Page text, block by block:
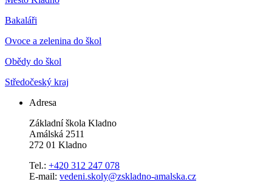
Bakaláři
Ovoce a zelenina do škol
Obědy do škol
Středočeský kraj
Adresa
Základní škola Kladno
Amálská 2511
272 01 Kladno
Tel.: +420 312 247 078
E-mail: vedeni.skoly@zskladno-amalska.cz